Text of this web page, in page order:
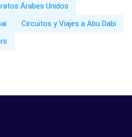
Árabes Unidos
Circuitos y Viajes a Abu Dabi